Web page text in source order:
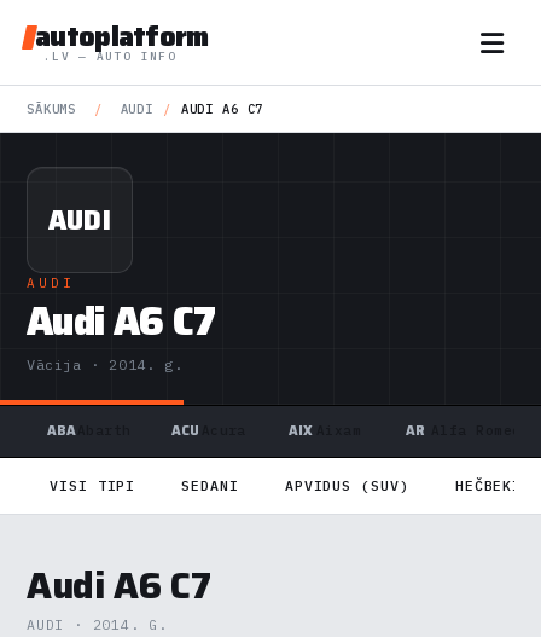
autoplatform
.LV — AUTO INFO
SĀKUMS / AUDI / AUDI A6 C7
AUDI
AUDI
Audi A6 C7
Vācija · 2014. g.
ABA ACU AIX AR
VISI TIPI SEDANI APVIDUS (SUV) HEČBEKI
Audi A6 C7
AUDI · 2014. G.